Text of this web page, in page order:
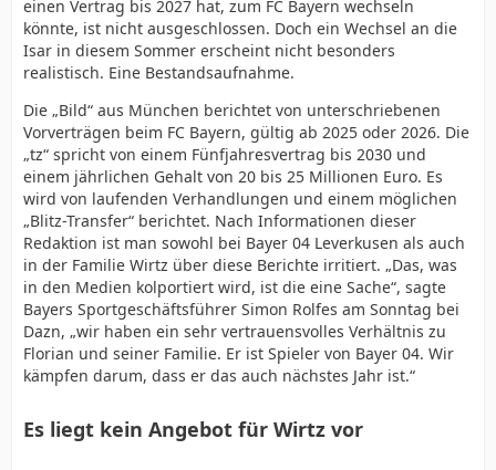
einen Vertrag bis 2027 hat, zum FC Bayern wechseln
könnte, ist nicht ausgeschlossen. Doch ein Wechsel an die
Isar in diesem Sommer erscheint nicht besonders
realistisch. Eine Bestandsaufnahme.
Die „Bild“ aus München berichtet von unterschriebenen
Vorverträgen beim FC Bayern, gültig ab 2025 oder 2026. Die
„tz“ spricht von einem Fünfjahresvertrag bis 2030 und
einem jährlichen Gehalt von 20 bis 25 Millionen Euro. Es
wird von laufenden Verhandlungen und einem möglichen
„Blitz-Transfer“ berichtet. Nach Informationen dieser
Redaktion ist man sowohl bei Bayer 04 Leverkusen als auch
in der Familie Wirtz über diese Berichte irritiert. „Das, was
in den Medien kolportiert wird, ist die eine Sache“, sagte
Bayers Sportgeschäftsführer Simon Rolfes am Sonntag bei
Dazn, „wir haben ein sehr vertrauensvolles Verhältnis zu
Florian und seiner Familie. Er ist Spieler von Bayer 04. Wir
kämpfen darum, dass er das auch nächstes Jahr ist.“
Es liegt kein Angebot für Wirtz vor